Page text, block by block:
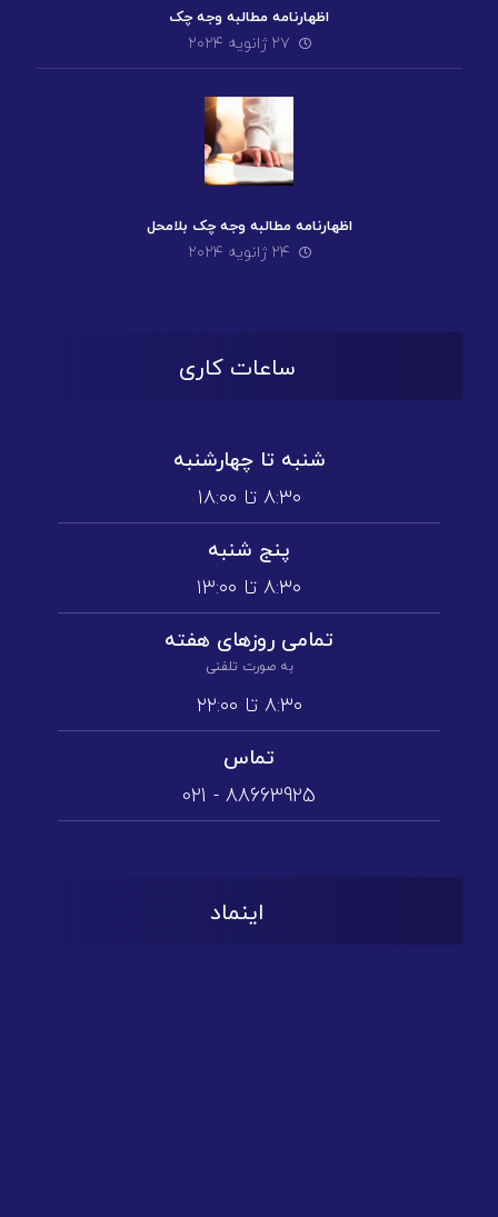
اظهارنامه مطالبه وجه چک
۲۷ ژانویه ۲۰۲۴
اظهارنامه مطالبه وجه چک بلامحل
۲۴ ژانویه ۲۰۲۴
ساعات کاری
شنبه تا چهارشنبه
۸:۳۰ تا ۱۸:۰۰
پنج شنبه
۸:۳۰ تا ۱3:۰۰
تمامی روز‌های هفته
به صورت تلفنی
۸:۳۰ تا ۲۲:۰۰
تماس
88663925 - 021
اینماد